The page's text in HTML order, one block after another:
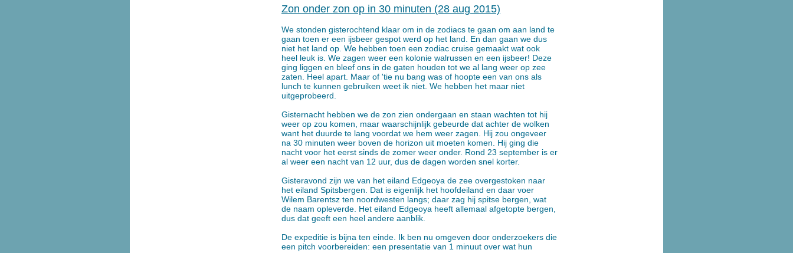
Zon onder zon op in 30 minuten (28 aug 2015)
We stonden gisterochtend klaar om in de zodiacs te gaan om aan land te
gaan toen er een ijsbeer gespot werd op het land. En dan gaan we dus
niet het land op. We hebben toen een zodiac cruise gemaakt wat ook
heel leuk is. We zagen weer een kolonie walrussen en een ijsbeer! Deze
ging liggen en bleef ons in de gaten houden tot we al lang weer op zee
zaten. Heel apart. Maar of 'tie nu bang was of hoopte een van ons als
lunch te kunnen gebruiken weet ik niet. We hebben het maar niet
uitgeprobeerd.
Gisternacht hebben we de zon zien ondergaan en staan wachten tot hij
weer op zou komen, maar waarschijnlijk gebeurde dat achter de wolken
want het duurde te lang voordat we hem weer zagen. Hij zou ongeveer
na 30 minuten weer boven de horizon uit moeten komen. Hij ging die
nacht voor het eerst sinds de zomer weer onder. Rond 23 september is er
al weer een nacht van 12 uur, dus de dagen worden snel korter.
Gisteravond zijn we van het eiland Edgeoya de zee overgestoken naar
het eiland Spitsbergen. Dat is eigenlijk het hoofdeiland en daar voer
Wilem Barentsz ten noordwesten langs; daar zag hij spitse bergen, wat
de naam opleverde. Het eiland Edgeoya heeft allemaal afgetopte bergen,
dus dat geeft een heel andere aanblik.
De expeditie is bijna ten einde. Ik ben nu omgeven door onderzoekers die
een pitch voorbereiden: een presentatie van 1 minuut over wat hun